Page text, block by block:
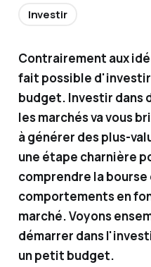
Contrairement aux
fait possible
budget. Investir dans
les marchés va vous
à générer des plus-
une étape charnière
comprendre la
comportements en
marché. Voyons
démarrer dans
un petit budget.
ation
conseill
er en
investi
sseme
nts
financi
vous
partag
e des
solutio
Investir